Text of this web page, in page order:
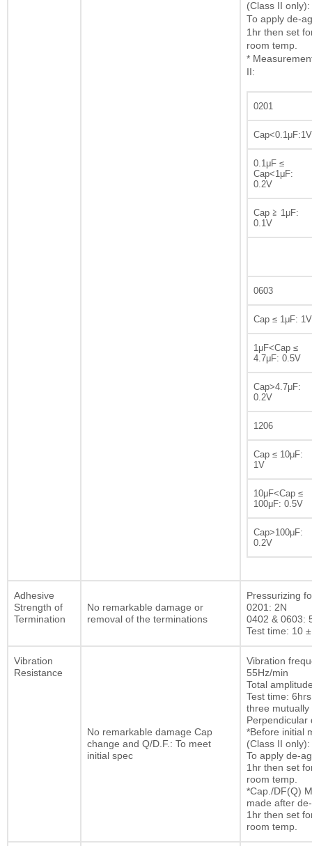
(Class II only):
To apply de-
1hr then set
room temp.
*
II:
0201
Cap<0.1μF:1V
0.1μF ≤
Cap<1μF:
0.2V
Cap ≧ 1μF:
0.1V
0603
Cap ≤ 1μF: 1V
1μF<Cap ≤
4.7μF: 0.5V
Cap>4.7μF:
0.2V
1206
Cap ≤ 10μF:
1V
10μF<Cap ≤
100μF: 0.5V
Cap>100μF:
0.2V
Adhesive
Strength of
Termination
No remarkable damage or
removal of the terminations
Pressurizing
0201: 2N
0402 & 0603:
Test time: 10
Vibration
Resistance
No remarkable damage Cap
change and Q/D.F.: To meet
initial spec
Vibration
55Hz/min
Total
Test time:
three mutually
Perpendicular
*Before initial
(Class II only):
To apply de-
1hr then set
room temp.
*Cap./DF(Q)
made after
1hr then set
room temp.